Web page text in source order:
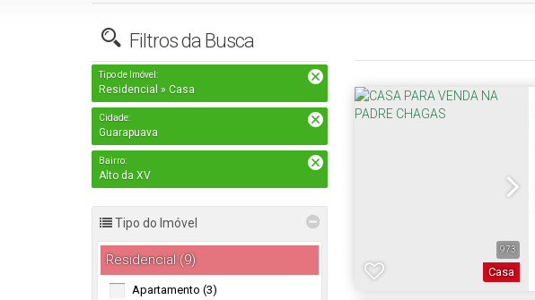
Filtros da Busca
Tipo de Imóvel:
Residencial » Casa
Cidade:
Guarapuava
Bairro:
Alto da XV
Tipo do Imóvel
Residencial (9)
Apartamento (3)
973
Casa